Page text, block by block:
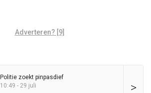
Adverteren? [9]
>
Politie zoekt pinpasdief
10:49 - 29 juli